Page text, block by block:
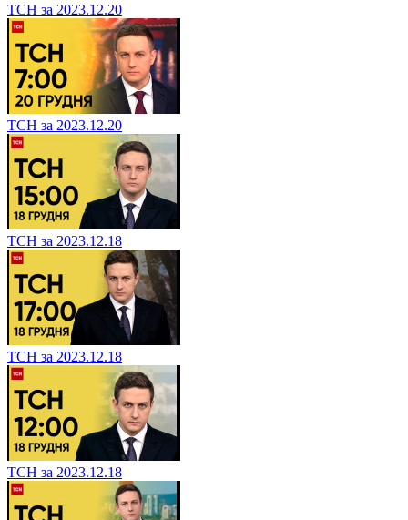
ТСН за 2023.12.20
ТСН за 2023.12.20
ТСН за 2023.12.18
ТСН за 2023.12.18
ТСН за 2023.12.18